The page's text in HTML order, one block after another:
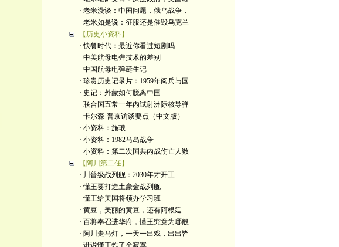
· 老米漫谈：中国问题，俄乌战争，
· 老米如是说：征服还是催毁乌克兰
【历史小资料】
· 快餐时代：最近你看过短剧吗
· 中美航母电弹技术的差别
· 中国航母电弹诞生记
· 珍贵历史记录片：1959年阅兵与国
· 史记：外蒙如何脱离中国
· 联合国五常一年内试射洲际核导弹
· 卡尔森-普京访谈要点（中文版）
· 小资料：施琅
· 小资料：1982马岛战争
· 小资料：第二次国共内战伤亡人数
【阿川第二任】
· 川普级战列舰：2030年才开工
· 懂王要打造土豪金战列舰
· 懂王给美国将领办学习班
· 黄豆，美丽的黄豆，还有阿根廷
· 百将奉召进华府，懂王究竟为哪般
· 阿川走马灯，一天一出戏，出出皆
· 谁说懂王炸了个寂寞